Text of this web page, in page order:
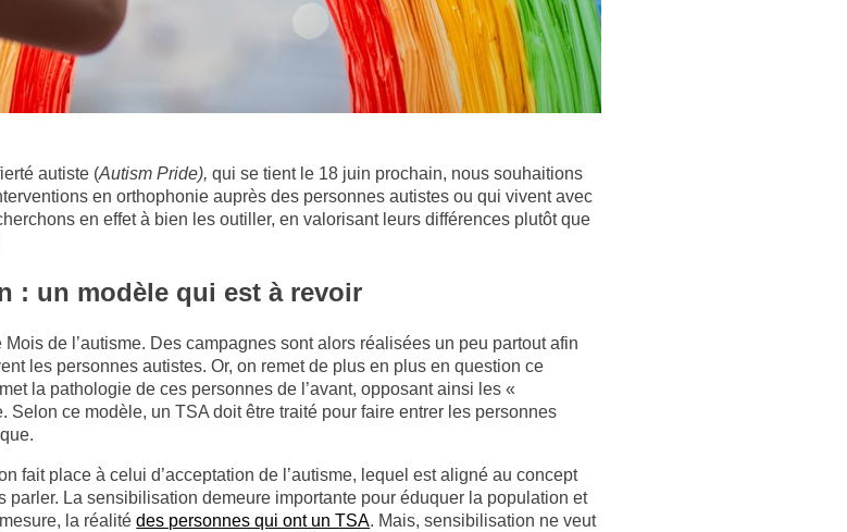
autiste (Autism Pride), qui se tient le 18 juin prochain, nous souhaitions
en orthophonie auprès des personnes autistes ou qui vivent avec
en effet à bien les outiller, en valorisant leurs différences plutôt que
: un modèle qui est à revoir
de l’autisme. Des campagnes sont alors réalisées un peu partout afin
les personnes autistes. Or, on remet de plus en plus en question ce
la pathologie de ces personnes de l’avant, opposant ainsi les «
Selon ce modèle, un TSA doit être traité pour faire entrer les personnes
fait place à celui d’acceptation de l’autisme, lequel est aligné au concept
La sensibilisation demeure importante pour éduquer la population et
la réalitédes personnes qui ont un TSA. Mais, sensibilisation ne veut